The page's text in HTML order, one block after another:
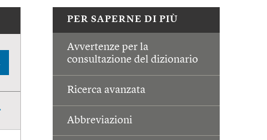
PER SAPERNE DI PIÙ
Avvertenze per la
consultazione del dizionario
Ricerca avanzata
Abbreviazioni